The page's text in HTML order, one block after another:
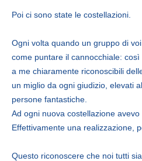
Poi ci sono state le costellazioni.
Ogni volta quando un gruppo di
come puntare il cannocchiale:
a me chiaramente riconoscibili
un miglio da ogni giudizio, elevati
persone fantastiche.
Ad ogni nuova costellazione avevo
Effettivamente una realizzazione,
Questo riconoscere che noi tutti